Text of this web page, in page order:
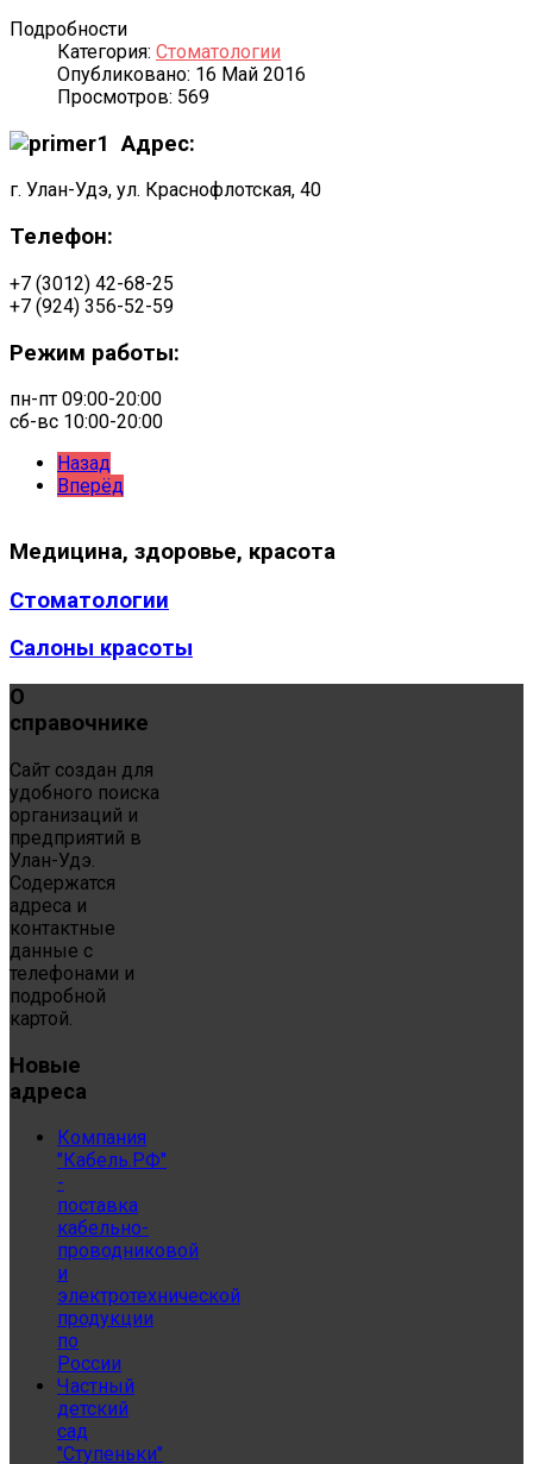
Подробности
Категория: Стоматологии
Опубликовано: 16 Май 2016
Просмотров: 569
Адрес:
г. Улан-Удэ, ул. Краснофлотская, 40
Телефон:
+7 (3012) 42-68-25
+7 (924) 356-52-59
Режим работы:
пн-пт 09:00-20:00
сб-вс 10:00-20:00
Назад
Вперёд
Медицина, здоровье, красота
Стоматологии
Салоны красоты
О
справочнике
Сайт создан для
удобного поиска
организаций и
предприятий в
Улан-Удэ.
Содержатся
адреса и
контактные
данные с
телефонами и
подробной
картой.
Новые
адреса
Компания
"Кабель.РФ"
-
поставка
кабельно-
проводниковой
и
электротехнической
продукции
по
России
Частный
детский
сад
"Ступеньки"